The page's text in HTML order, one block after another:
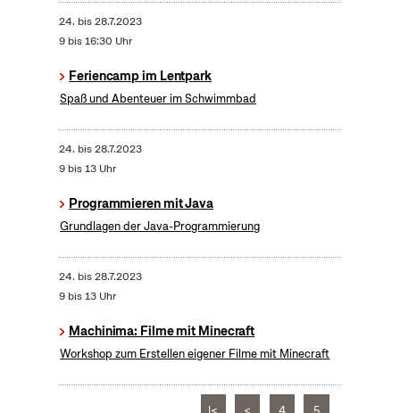
24. bis28.7.2023
9 bis 16:30 Uhr
Feriencamp im Lentpark
Spaß und Abenteuer im Schwimmbad
24. bis28.7.2023
9 bis 13 Uhr
Programmieren mit Java
Grundlagen der Java-Programmierung
24. bis28.7.2023
9 bis 13 Uhr
Machinima: Filme mit Minecraft
Workshop zum Erstellen eigener Filme mit Minecraft